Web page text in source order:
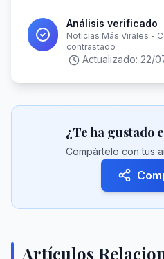
Análisis verificado
Noticias Más Virales -
contrastado
Actualizado: 22/
¿Te ha gustado
Compártelo con tus
Artículos